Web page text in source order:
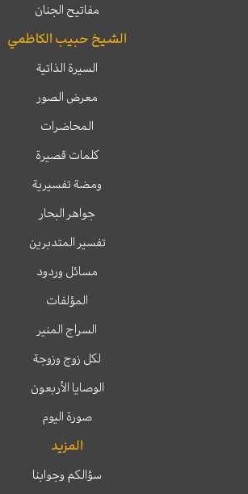
مفاتيح الجنان
الشيخ حبيب الكاظمي
السيرة الذاتية
معرض الصور
المحاضرات
كلمات قصيرة
ومضة تفسيرية
جواهر البحار
تفسير المتدبرين
مسائل وردود
المؤلفات
السراج المنير
لكل زوج وزوجة
الوصايا الأربعون
صورة اليوم
المزيد
سؤالكم وجوابنا